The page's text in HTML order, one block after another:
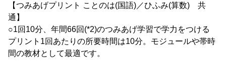
【つみあげプリント ことのは(国語)／ひふみ(算数) 共
通】
○1回10分、年間66回(*2)のつみあげ学習で学力をつける
プリント1回あたりの所要時間は10分。モジュールや帯時
間の教材として最適です。